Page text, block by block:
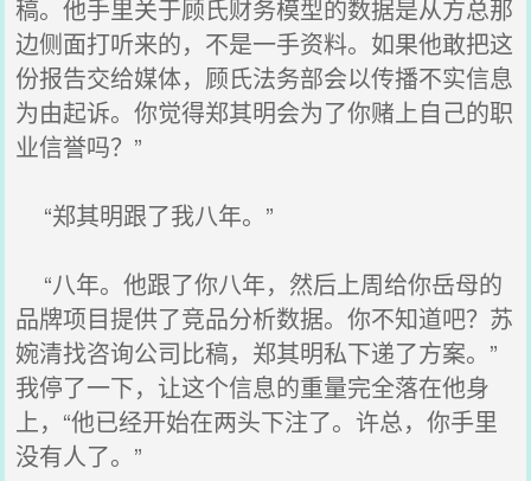
稿。他手里关于顾氏财务模型的数据是从方总那
边侧面打听来的，不是一手资料。如果他敢把这
份报告交给媒体，顾氏法务部会以传播不实信息
为由起诉。你觉得郑其明会为了你赌上自己的职
业信誉吗？”
“郑其明跟了我八年。”
“八年。他跟了你八年，然后上周给你岳母的
品牌项目提供了竞品分析数据。你不知道吧？苏
婉清找咨询公司比稿，郑其明私下递了方案。”
我停了一下，让这个信息的重量完全落在他身
上，“他已经开始在两头下注了。许总，你手里
没有人了。”